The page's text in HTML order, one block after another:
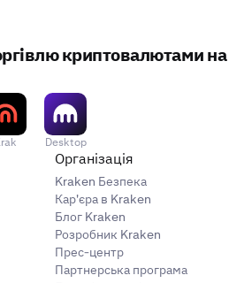
криптовалютами на
Desktop
Організація
Kraken Безпека
Кар'єра в Kraken
Блог Kraken
Розробник Kraken
Прес-центр
Партнерська програма